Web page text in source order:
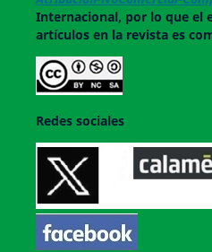
Internacional, por lo que el
artículos en la revista es
Redes sociales